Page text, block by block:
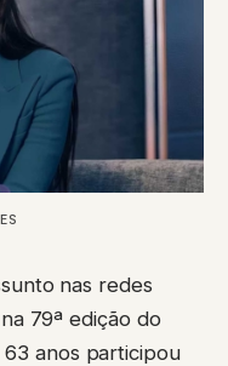
nas redes
79ª edição do
63 anos participou